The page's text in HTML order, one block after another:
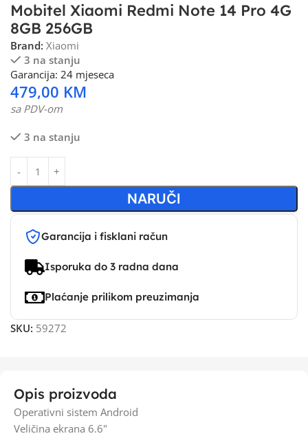
Mobitel Xiaomi Redmi Note 14 Pro 4G
8GB 256GB
Brand: Xiaomi
3 na stanju
Garancija: 24 mjeseca
479,00 KM
sa PDV-om
3 na stanju
NARUČI
Garancija i fisklani račun
Isporuka do 3 radna dana
Plaćanje prilikom preuzimanja
SKU: 59272
Opis proizvoda
Operativni sistem Android
Veličina ekrana 6.6"